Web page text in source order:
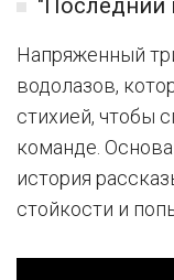
Напряженный
водолазов,
стихией, чтобы
команде.
история
стойкости и